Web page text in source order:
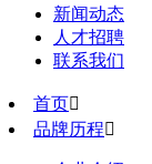
新闻动态
人才招聘
联系我们
首页
品牌历程